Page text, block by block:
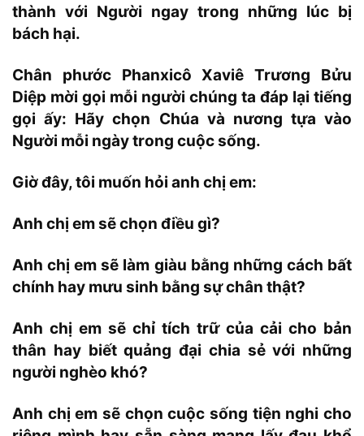
thành với Người ngay trong những lúc bị
bách hại.
Chân phước Phanxicô Xaviê Trương Bửu
Diệp mời gọi mỗi người chúng ta đáp lại tiếng
gọi ấy: Hãy chọn Chúa và nương tựa vào
Người mỗi ngày trong cuộc sống.
Giờ đây, tôi muốn hỏi anh chị em:
Anh chị em sẽ chọn điều gì?
Anh chị em sẽ làm giàu bằng những cách bất
chính hay mưu sinh bằng sự chân thật?
Anh chị em sẽ chỉ tích trữ của cải cho bản
thân hay biết quảng đại chia sẻ với những
người nghèo khó?
Anh chị em sẽ chọn cuộc sống tiện nghi cho